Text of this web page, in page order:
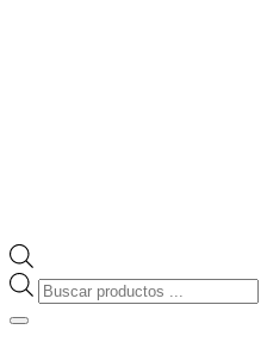
Búsqueda
de